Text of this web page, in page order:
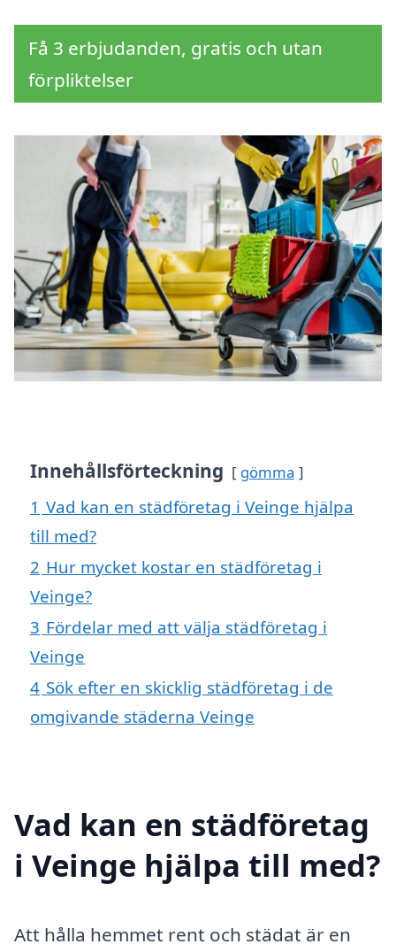
Få 3 erbjudanden, gratis och utan
förpliktelser
Innehållsförteckning gömma
1 Vad kan en städföretag i Veinge hjälpa
till med?
2 Hur mycket kostar en städföretag i
Veinge?
3 Fördelar med att välja städföretag i
Veinge
4 Sök efter en skicklig städföretag i de
omgivande städerna Veinge
Vad kan en städföretag
i Veinge hjälpa till med?
Att hålla hemmet rent och städat är en